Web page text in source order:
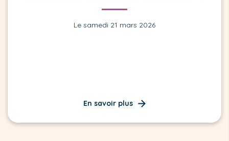
Le samedi 21 mars 2026
En savoir plus